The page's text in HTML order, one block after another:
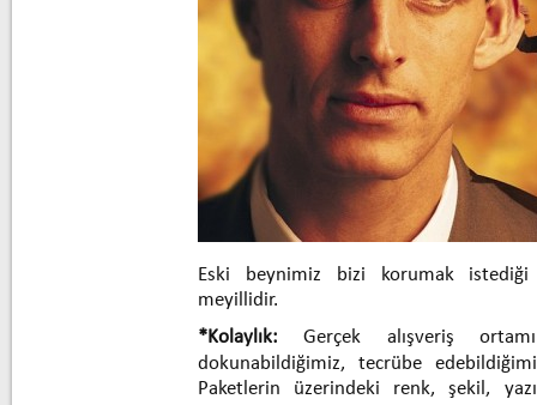
Eski beynimiz bizi korumak
meyillidir.
*Kolaylık:Gerçek alışveriş
dokunabildiğimiz, tecrübe
Paketlerin üzerindeki renk, şekil,